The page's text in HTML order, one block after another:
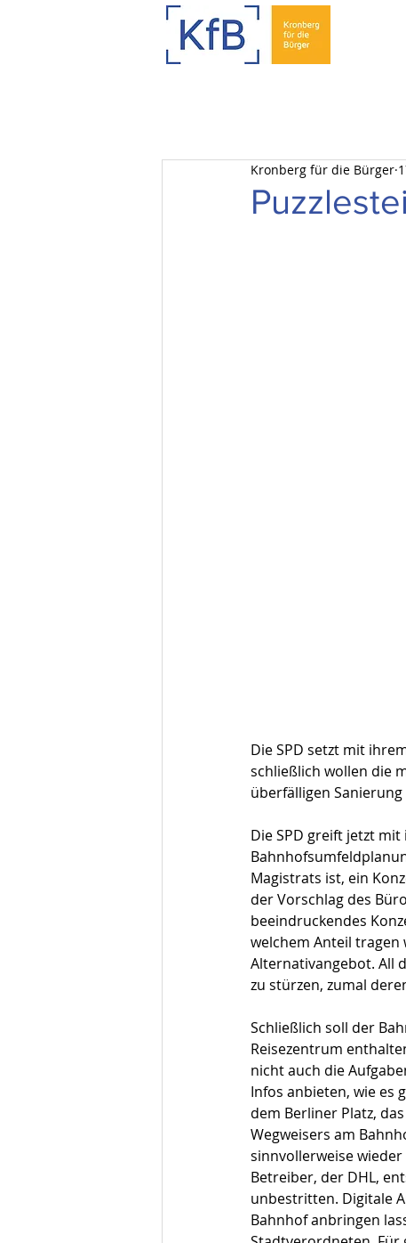
Kronberg für die Bürger
Die SPD setzt mit
schließlich wollen die
überfälligen
Die SPD greift jetzt
Magistrats ist, ein
der Vorschlag des
beeindruckendes
welchem Anteil tragen
Alternativangebot. All
zu stürzen, zumal
Schließlich soll der
Reisezentrum
nicht auch die
Infos anbieten, wie es
dem Berliner Platz,
Wegweisers am
sinnvollerweise
Betreiber, der DHL,
unbestritten. Digitale
Bahnhof anbringen